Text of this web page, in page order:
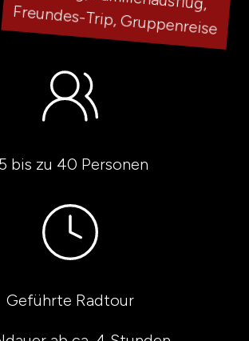
Freundes-Trip, Gruppenreise
bis zu 40 Personen
Geführte Radtour